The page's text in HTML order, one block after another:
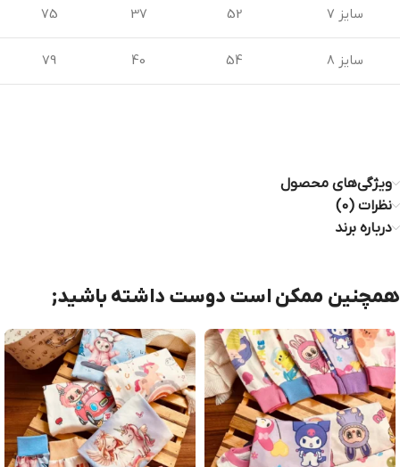
سایز 7 52
37
75
سایز 8 54
40
79
ویژگی‌های محصول
نظرات (0)
درباره برند
همچنین ممکن است دوست داشته باشید;